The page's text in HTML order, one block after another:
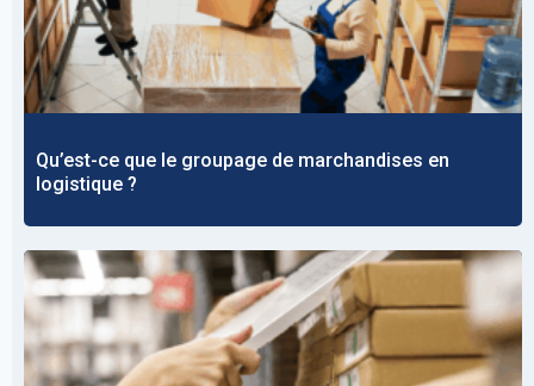
Qu’est-ce que le groupage de marchandises en
logistique ?